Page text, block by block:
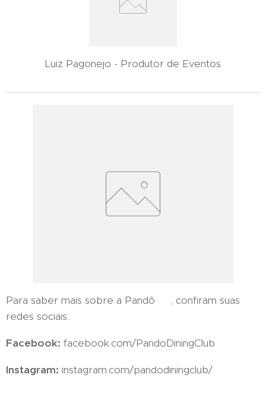
Luiz Pagonejo - Produtor de Eventos
Para saber mais sobre a Pandô 🐼, confiram suas
redes sociais:
Facebook: facebook.com/PandoDiningClub
Instagram: instagram.com/pandodiningclub/